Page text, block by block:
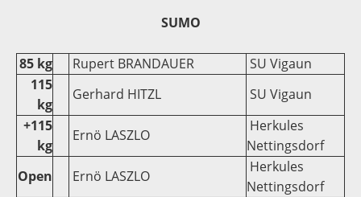
SUMO
85 kg Rupert BRANDAUER
SU Vigaun
115
kg
Gerhard HITZL
SU Vigaun
+115
kg
Ernö LASZLO
Herkules
Nettingsdorf
Open
Ernö LASZLO
Herkules
Nettingsdorf